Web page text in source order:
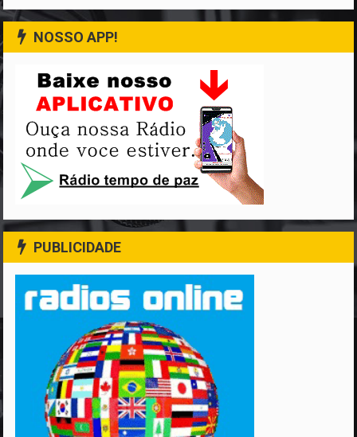
NOSSO APP!
PUBLICIDADE